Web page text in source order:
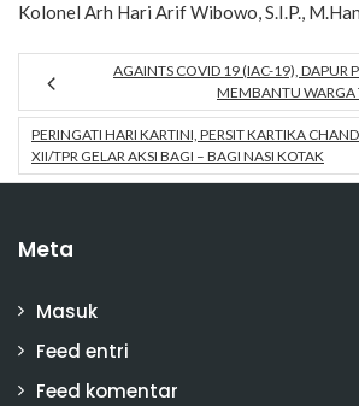
Kolonel Arh Hari Arif Wibowo, S.I.P.,
AGAINTS COVID 19 (IAC-19), DAPUR
MEMBANTU WARGA
PERINGATI HARI KARTINI, PERSIT KARTIKA
XII/TPR GELAR AKSI BAGI – BAGI NASI KOTAK
Meta
Masuk
Feed entri
Feed komentar